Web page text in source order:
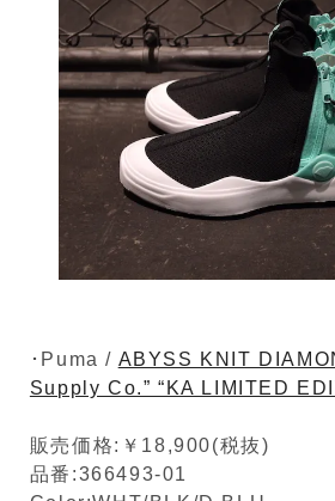
･Puma / ABYSS KNIT
Supply Co.” “KA LIMITED
販売価格:￥18,900(税抜)
品番:366493-01